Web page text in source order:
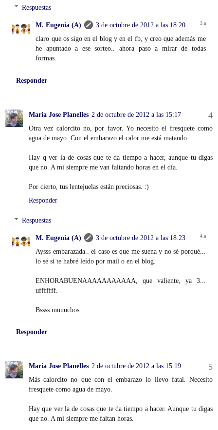
Respuestas
M. Eugenia (A)
3 de octubre de 2012 a las 18:20
claro que os sigo en el blog y en el fb, y creo que además me
he apuntado a ese sorteo.. ahora paso a mirar de todas
formas.
Responder
Maria Jose Planelles 2 de octubre de 2012 a las 15:17
Otra vez calorcito no, por favor. Yo necesito el fresquete como
agua de mayo. Con el embarazo el calor me está matando.
Hay q ver la de cosas que te da tiempo a hacer, aunque tu digas
que no. A mi siempre me van faltando horas en el día.
Por cierto, tus lentejuelas están preciosas. :)
Responder
Respuestas
M. Eugenia (A)
3 de octubre de 2012 a las 18:23
Aysss embarazada.. el caso es que me suena y no sé porqué...
lo sé si te habré leído por mail o en el blog.
ENHORABUENAAAAAAAAAAA, que valiente, ya 3...
ufffffff.
Bssss muuuchos.
Responder
Maria Jose Planelles 2 de octubre de 2012 a las 15:19
Más calorcito no que con el embarazo lo llevo fatal. Necesito
fresquete como agua de mayo.
Hay que ver la de cosas que te da tiempo a hacer. Aunque tu digas
que no. A mi siempre me faltan horas.